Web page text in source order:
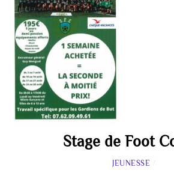
Stage de Foot
JEUNESSE